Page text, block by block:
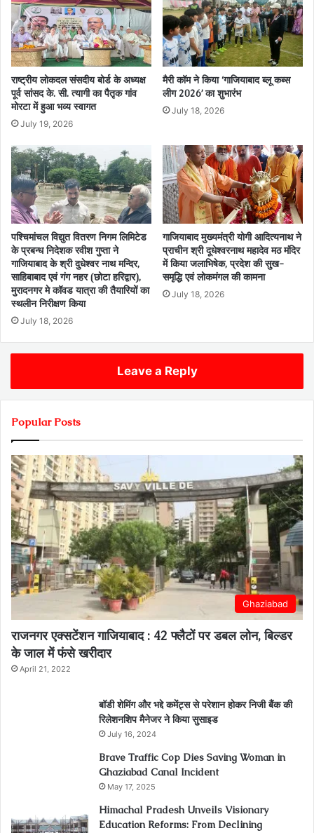
राष्ट्रीय लोकदल संसदीय बोर्ड के अध्यक्ष
पूर्व सांसद के. सी. त्यागी का पैतृक गांव
मोरटा में हुआ भव्य स्वागत
July 19, 2026
मैरी कॉम ने किया ‘गाजियाबाद ब्लू कब्स
लीग 2026’ का शुभारंभ
July 18, 2026
पश्चिमांचल विद्युत वितरण निगम लिमिटेड
के प्रबन्ध निदेशक रवीश गुप्ता ने
गाजियाबाद के श्री दुधेश्वर नाथ मन्दिर,
साहिबाबाद एवं गंग नहर (छोटा हरिद्वार),
मुरादनगर मे कॉवड यात्रा की तैयारियों का
स्थलीन निरीक्षण किया
July 18, 2026
गाजियाबाद मुख्यमंत्री योगी आदित्यनाथ ने
प्राचीन श्री दूधेश्वरनाथ महादेव मठ मंदिर
में किया जलाभिषेक, प्रदेश की सुख-
समृद्धि एवं लोकमंगल की कामना
July 18, 2026
Leave a Reply
Popular Posts
Ghaziabad
राजनगर एक्सटेंशन गाजियाबाद : 42 फ्लैटों पर डबल लोन, बिल्डर
के जाल में फंसे खरीदार
April 21, 2022
बॉडी शेमिंग और भद्दे कमेंट्स से परेशान होकर निजी बैंक की
रिलेशनशिप मैनेजर ने किया सुसाइड
July 16, 2024
Brave Traffic Cop Dies Saving Woman in
Ghaziabad Canal Incident
May 17, 2025
Himachal Pradesh Unveils Visionary
Education Reforms: From Declining